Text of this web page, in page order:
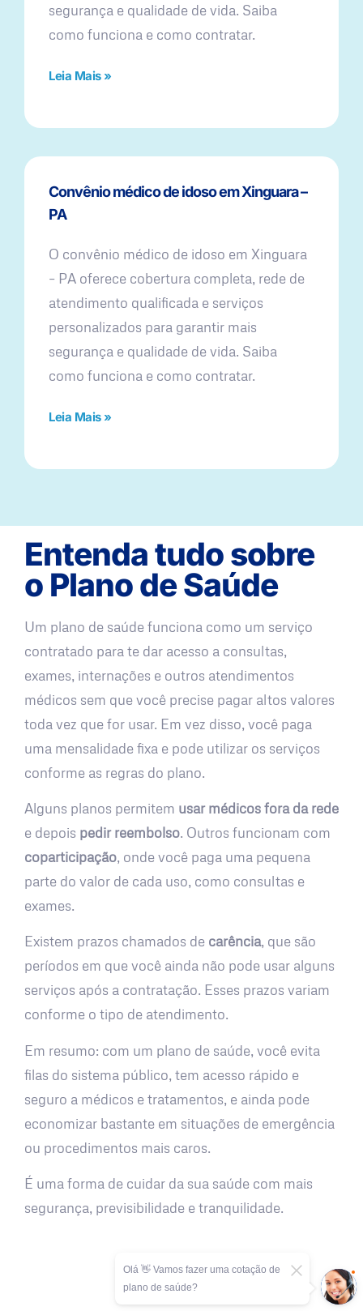
segurança e qualidade de vida. Saiba
como funciona e como contratar.
Leia Mais »
Convênio médico de idoso em Xinguara –
PA
O convênio médico de idoso em Xinguara
– PA oferece cobertura completa, rede de
atendimento qualificada e serviços
personalizados para garantir mais
segurança e qualidade de vida. Saiba
como funciona e como contratar.
Leia Mais »
Entenda tudo sobre
o Plano de Saúde
Um plano de saúde funciona como um serviço
contratado para te dar acesso a consultas,
exames, internações e outros atendimentos
médicos sem que você precise pagar altos valores
toda vez que for usar. Em vez disso, você paga
uma mensalidade fixa e pode utilizar os serviços
conforme as regras do plano.
Alguns planos permitem usar médicos fora da rede
e depois pedir reembolso. Outros funcionam com
coparticipação, onde você paga uma pequena
parte do valor de cada uso, como consultas e
exames.
Existem prazos chamados de carência, que são
períodos em que você ainda não pode usar alguns
serviços após a contratação. Esses prazos variam
conforme o tipo de atendimento.
Em resumo: com um plano de saúde, você evita
filas do sistema público, tem acesso rápido e
seguro a médicos e tratamentos, e ainda pode
economizar bastante em situações de emergência
ou procedimentos mais caros.
É uma forma de cuidar da sua saúde com mais
segurança, previsibilidade e tranquilidade.
Olá 👋 Vamos fazer uma cotação de
plano de saúde?